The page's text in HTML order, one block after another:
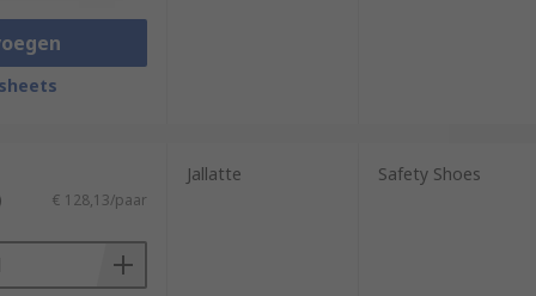
€ 128,13/paar
Jallatte Safety Shoes